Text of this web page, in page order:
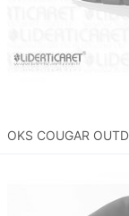
OKS COUGAR